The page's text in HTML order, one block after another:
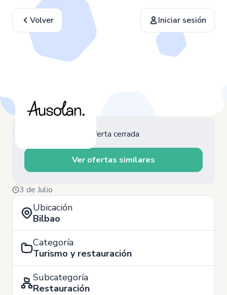
Volver Iniciar sesión
Oferta cerrada
Ver ofertas similares
3 de Julio
Ubicación
Bilbao
Categoría
Turismo y restauración
Subcategoría
Restauración